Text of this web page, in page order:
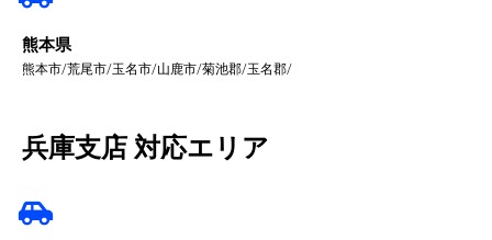
熊本県
熊本市/荒尾市/玉名市/山鹿市/菊池郡/玉名郡/
兵庫支店 対応エリア